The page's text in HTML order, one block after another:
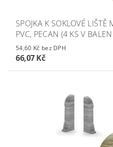
SPOJKA K SOKLOVÉ
PVC, PECAN (4 KS V
54,60 Kč bez DPH
66,07 Kč